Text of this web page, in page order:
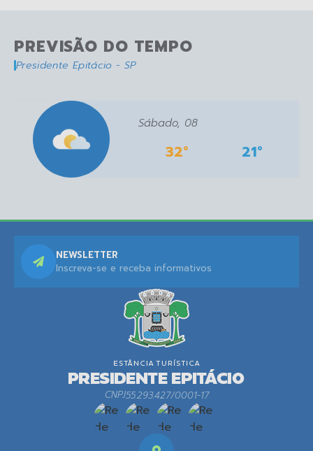
PREVISÃO DO TEMPO
Presidente Epitácio - SP
Sábado 08
32° 21°
CNPJ55.293.427/0001-17
NEWSLETTER
Inscreva-se e receba informativos